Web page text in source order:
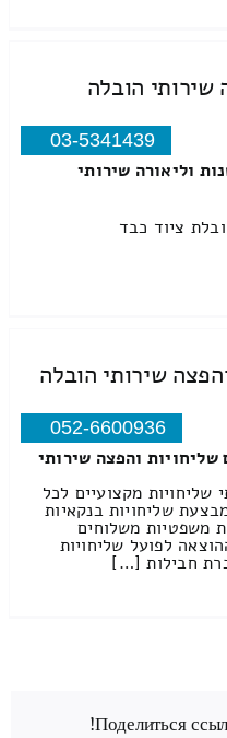
שירותי הובלה
03-5341439
וליאורה שירותי
ציוד כבד
שירותי הובלה
052-6600936
והפצה שירותי
שליחויות מקצועיים לכל
שליחויות בנקאיות
משפטיות משלוחים
לפועל שליחויות
חבילות […]
Поделиться